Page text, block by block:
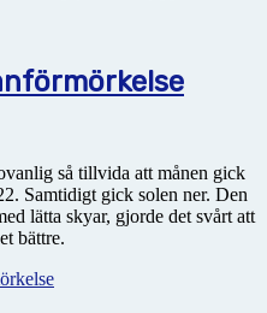
så tillvida att månen gick
Samtidigt gick solen ner. Den
lätta skyar, gjorde det svårt att
bättre.